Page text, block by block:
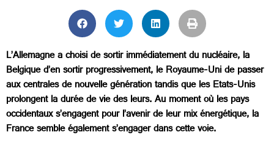
L’Allemagne a choisi de sortir immédiatement du nucléaire, la
Belgique d’en sortir progressivement, le Royaume-Uni de passer
aux centrales de nouvelle génération tandis que les Etats-Unis
prolongent la durée de vie des leurs. Au moment où les pays
occidentaux s’engagent pour l’avenir de leur mix énergétique, la
France semble également s’engager dans cette voie.